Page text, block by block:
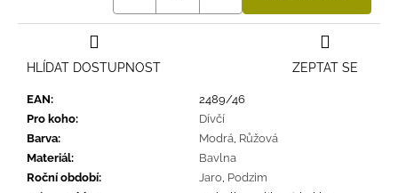
EAN:
2489/46
Pro koho:
Dívčí
Barva: Modrá Růžová
Materiál:
Bavlna
Roční období: Jaro Podzim
ZEPTAT SE
HLÍDAT DOSTUPNOST